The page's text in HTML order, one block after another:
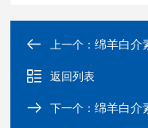
上一个：绵羊白介
返回列表
下一个：绵羊白介